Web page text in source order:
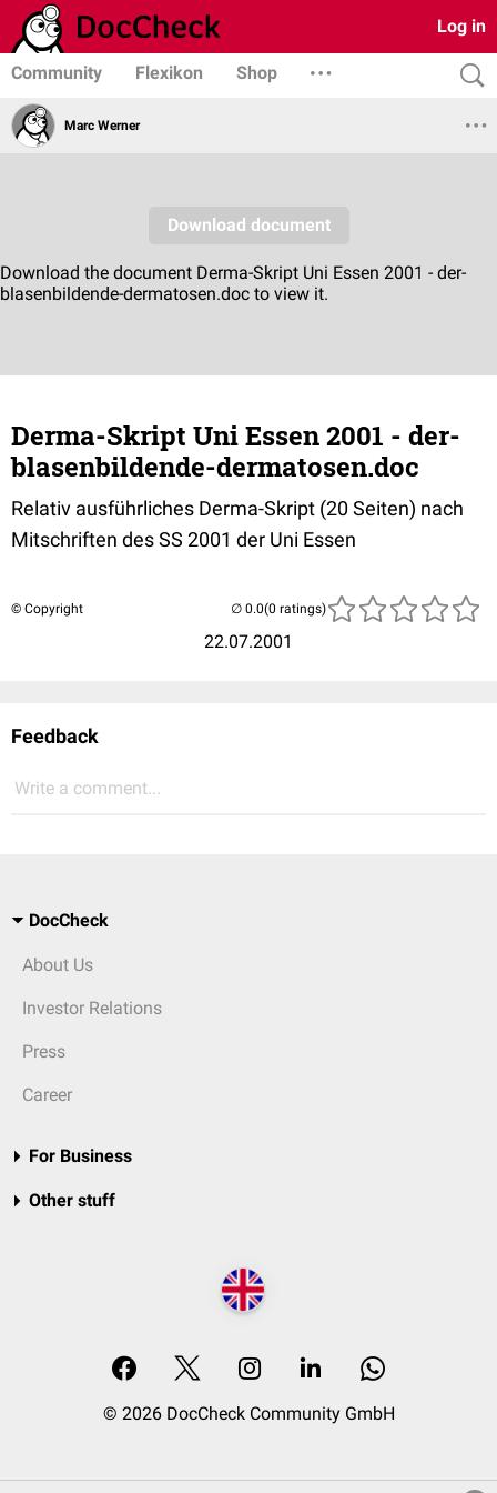
Log in
Community Flexikon Shop
Marc Werner
Derma-Skript Uni Essen 2001 - der-
blasenbildende-dermatosen.doc
Relativ ausführliches Derma-Skript (20 Seiten) nach
Mitschriften des SS 2001 der Uni Essen
© Copyright
22.07.2001
(0 ratings)
Feedback
Write a comment...
DocCheck
About Us
Investor Relations
Press
Career
For Business
Other stuff
© 2026 DocCheck Community GmbH